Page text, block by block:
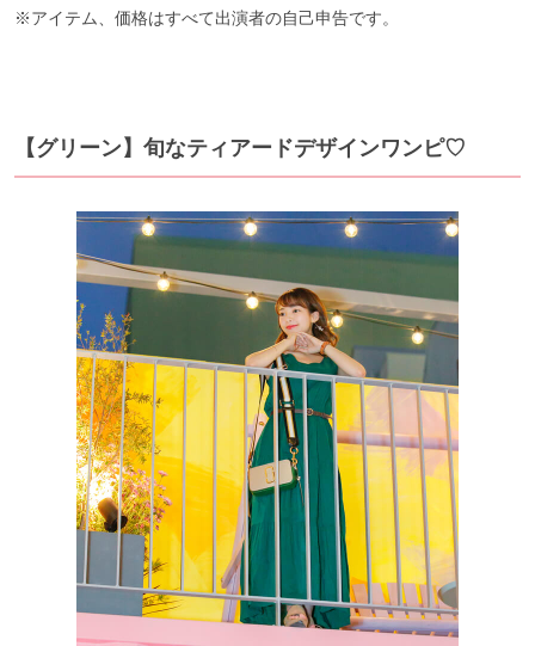
※アイテム、価格はすべて出演者の自己申告です。
【グリーン】旬なティアードデザインワンピ♡